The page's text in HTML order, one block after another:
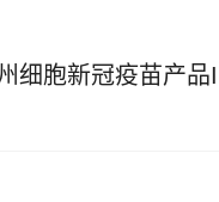
胞新冠疫苗产品